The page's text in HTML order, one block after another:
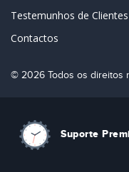
Testemunhos de Clientes
Contactos
© 2026 Todos os direitos
Suporte